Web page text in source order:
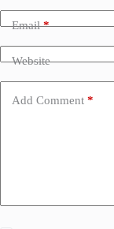
Email*
Website
Add Comment *